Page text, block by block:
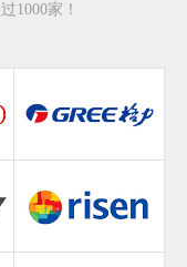
1000家！